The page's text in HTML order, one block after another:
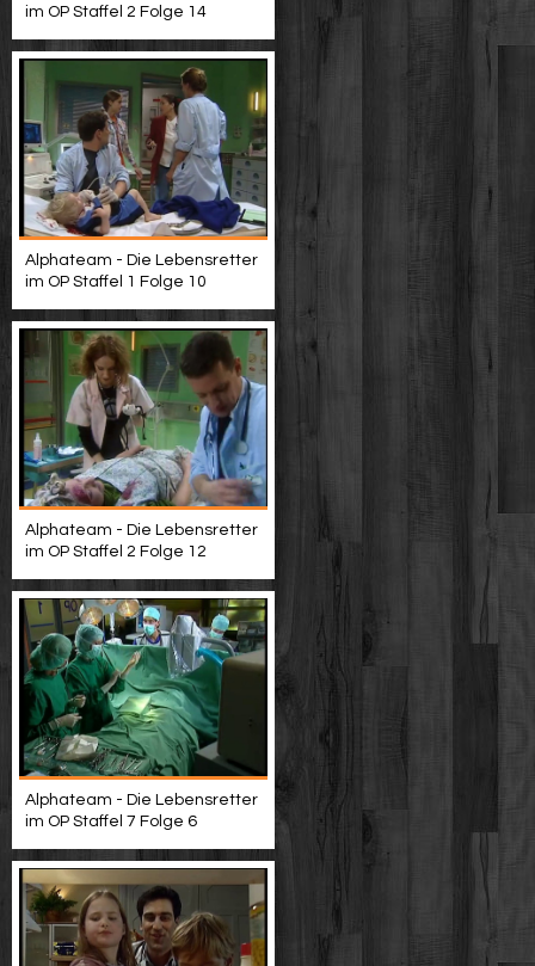
im OP Staffel 2 Folge 14
Alphateam - Die Lebensretter
im OP Staffel 1 Folge 10
Alphateam - Die Lebensretter
im OP Staffel 2 Folge 12
Alphateam - Die Lebensretter
im OP Staffel 7 Folge 6